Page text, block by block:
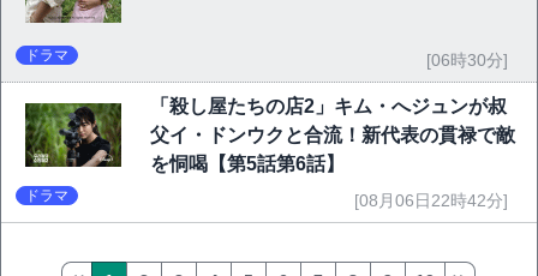
ドラマ [06時30分]
「殺し屋たちの店2」キム・へジュンが叔
父イ・ドンウクと合流！新代表の貫禄で敵
を恫喝【第5話第6話】
ドラマ [08月06日22時42分]